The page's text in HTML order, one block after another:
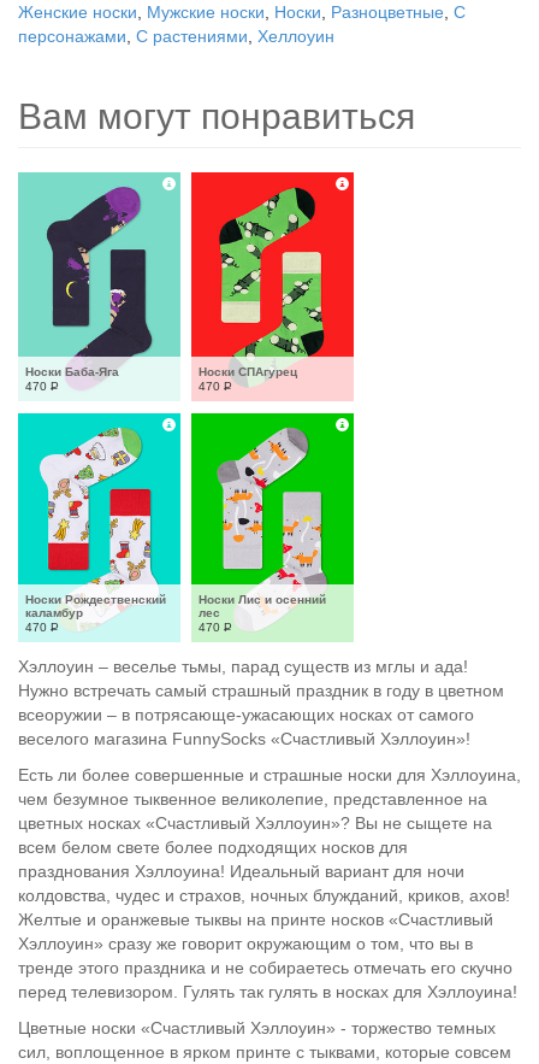
Женские носки Мужские носки Носки Разноцветные С
персонажами С растениями Хеллоуин
Вам могут понравиться
Носки Баба-Яга
470 Р
Носки СПАгурец
470 Р
Носки Рождественский
каламбур
470 Р
Носки Лис и осенний
лес
470 Р
Хэллоуин – веселье тьмы, парад существ из мглы и ада!
Нужно встречать самый страшный праздник в году в цветном
всеоружии – в потрясающе-ужасающих носках от самого
веселого магазина FunnySocks «Счастливый Хэллоуин»!
Есть ли более совершенные и страшные носки для Хэллоуина,
чем безумное тыквенное великолепие, представленное на
цветных носках «Счастливый Хэллоуин»? Вы не сыщете на
всем белом свете более подходящих носков для
празднования Хэллоуина! Идеальный вариант для ночи
колдовства, чудес и страхов, ночных блужданий, криков, ахов!
Желтые и оранжевые тыквы на принте носков «Счастливый
Хэллоуин» сразу же говорит окружающим о том, что вы в
тренде этого праздника и не собираетесь отмечать его скучно
перед телевизором. Гулять так гулять в носках для Хэллоуина!
Цветные носки «Счастливый Хэллоуин» - торжество темных
сил, воплощенное в ярком принте с тыквами, которые совсем